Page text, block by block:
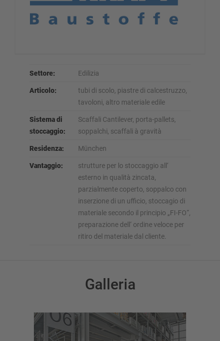
Settore: Edilizia
Articolo:
tubi di scolo, piastre di calcestruzzo,
tavoloni, altro materiale edile
Sistema di
stoccaggio:
Scaffali Cantilever, porta-pallets,
soppalchi, scaffali à gravità
Residenza: München
Vantaggio:
strutture per lo stoccaggio all‘
esterno in qualità zincata,
parzialmente coperto, soppalco con
inserzione di un ufficio, stoccagio di
materiale secondo il principio „FI-FO“,
preparazione dell‘ ordine veloce per
ritiro del materiale dal cliente.
Galleria